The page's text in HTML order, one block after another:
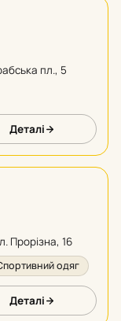
пл., 5
Деталі
Прорізна, 16
одяг
Деталі